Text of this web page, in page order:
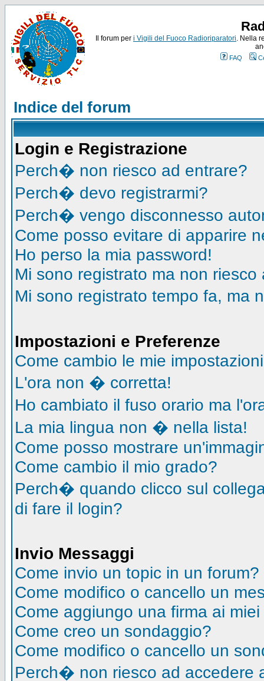
Il forum per i Vigili del Fuoco Radioriparatori. Nella
FAQ
Indice del forum
Login e Registrazione
Perch� non riesco ad entrare?
Perch� devo registrarmi?
Perch� vengo disconnesso
Come posso evitare di apparire
Ho perso la mia password!
Mi sono registrato ma non riesco
Mi sono registrato tempo fa, ma
Impostazioni e Preferenze
Come cambio le mie
L'ora non � corretta!
Ho cambiato il fuso orario ma
La mia lingua non � nella lista!
Come posso mostrare
Come cambio il mio grado?
Perch� quando clicco sul
di fare il login?
Invio Messaggi
Come invio un topic in un forum?
Come modifico o cancello un
Come aggiungo una firma ai
Come creo un sondaggio?
Come modifico o cancello un
Perch� non riesco ad accedere